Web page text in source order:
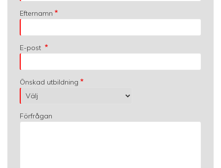
Efternamn
E-post
Önskad utbildning
Förfrågan